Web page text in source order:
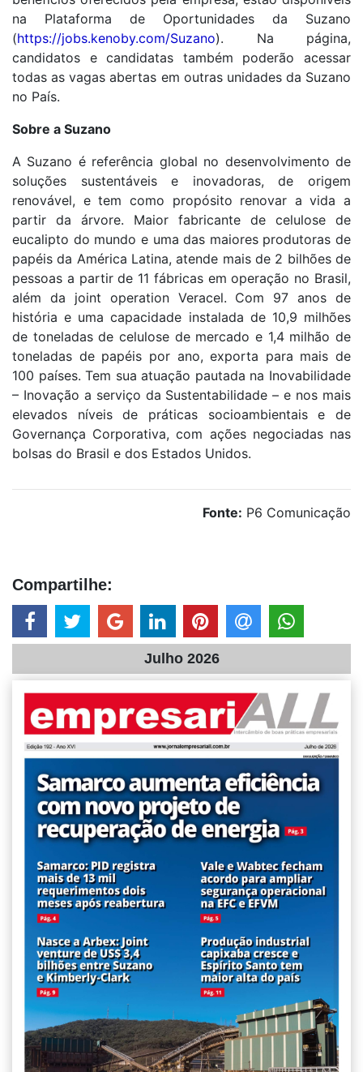
na Plataforma de Oportunidades da Suzano
(https://jobs.kenoby.com/Suzano). Na página,
candidatos e candidatas também poderão acessar
todas as vagas abertas em outras unidades da Suzano
no País.
Sobre a Suzano
A Suzano é referência global no desenvolvimento de
soluções sustentáveis e inovadoras, de origem
renovável, e tem como propósito renovar a vida a
partir da árvore. Maior fabricante de celulose de
eucalipto do mundo e uma das maiores produtoras de
papéis da América Latina, atende mais de 2 bilhões de
pessoas a partir de 11 fábricas em operação no Brasil,
além da joint operation Veracel. Com 97 anos de
história e uma capacidade instalada de 10,9 milhões
de toneladas de celulose de mercado e 1,4 milhão de
toneladas de papéis por ano, exporta para mais de
100 países. Tem sua atuação pautada na Inovabilidade
– Inovação a serviço da Sustentabilidade – e nos mais
elevados níveis de práticas socioambientais e de
Governança Corporativa, com ações negociadas nas
bolsas do Brasil e dos Estados Unidos.
Fonte: P6 Comunicação
Compartilhe:
Julho 2026